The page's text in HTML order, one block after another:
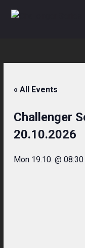
« All Events
Challenger
20.10.2026
Mon 19.10. @ 08:30